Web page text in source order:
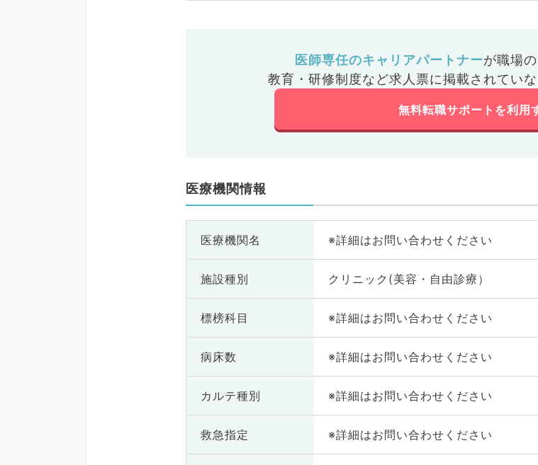
医師専任のキャリアパートナーが職場
教育・研修制度など求人票に掲載されてい
無料転職サポートを利用
医療機関情報
医療機関名 ※詳細はお問い合わせください
施設種別 クリニック(美容・自由診療）
標榜科目 ※詳細はお問い合わせください
病床数 ※詳細はお問い合わせください
カルテ種別 ※詳細はお問い合わせください
救急指定 ※詳細はお問い合わせください